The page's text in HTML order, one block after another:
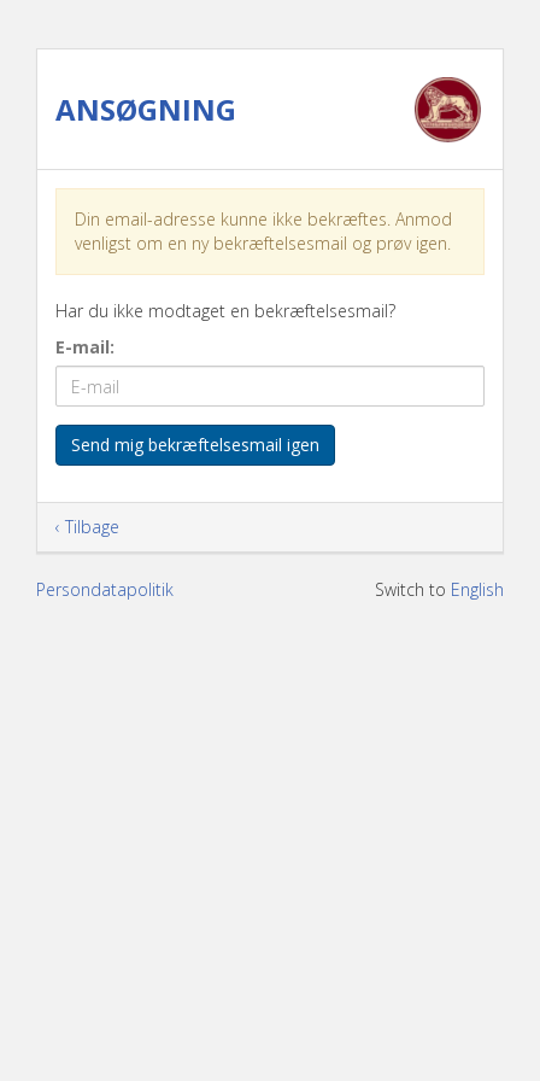
ANSØGNING
Din email-adresse kunne ikke bekræftes. Anmod
venligst om en ny bekræftelsesmail og prøv igen.
Har du ikke modtaget en bekræftelsesmail?
E-mail
Send mig bekræftelsesmail igen
‹ Tilbage
Persondatapolitik Switch to English